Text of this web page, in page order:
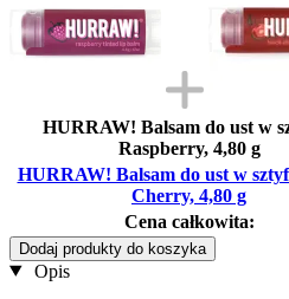
HURRAW! Balsam do ust w
Raspberry, 4,80 g
HURRAW! Balsam do ust w
Cherry, 4,80 g
Cena całkowita:
Dodaj produkty do koszyka
Opis